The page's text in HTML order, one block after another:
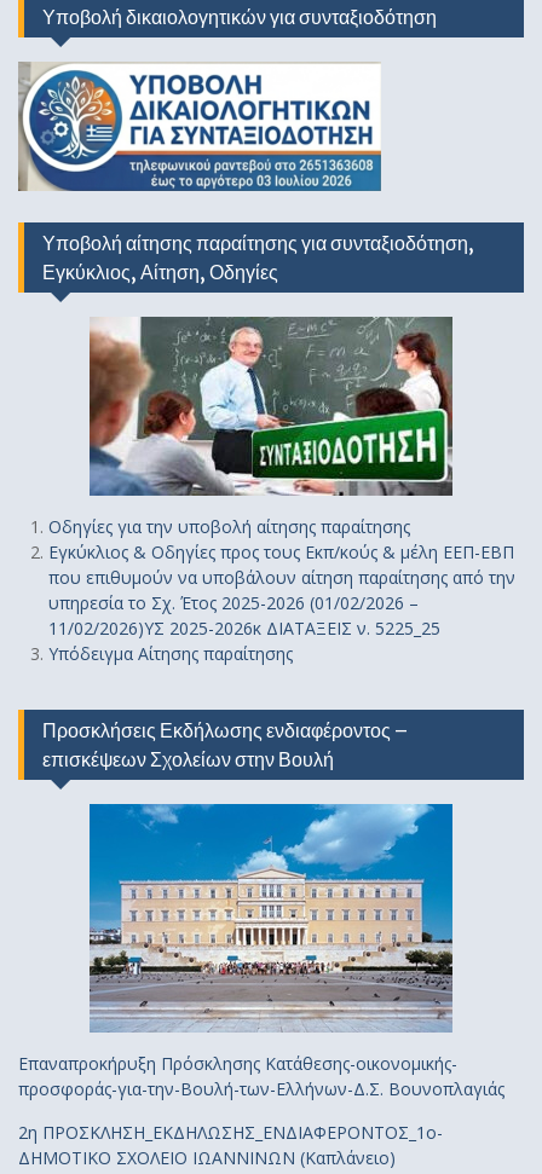
Υποβολή δικαιολογητικών για συνταξιοδότηση
Υποβολή αίτησης παραίτησης για συνταξιοδότηση,
Εγκύκλιος, Αίτηση, Οδηγίες
Οδηγίες για την υποβολή αίτησης παραίτησης
Εγκύκλιος & Οδηγίες προς τους Εκπ/κούς & μέλη ΕΕΠ-ΕΒΠ
που επιθυμούν να υποβάλουν αίτηση παραίτησης από την
υπηρεσία το Σχ. Έτος 2025-2026 (01/02/2026 –
11/02/2026)ΥΣ 2025-2026κ ΔΙΑΤΑΞΕΙΣ ν. 5225_25
Υπόδειγμα Αίτησης παραίτησης
Προσκλήσεις Εκδήλωσης ενδιαφέροντος –
επισκέψεων Σχολείων στην Βουλή
Επαναπροκήρυξη Πρόσκλησης Κατάθεσης-οικονομικής-
προσφοράς-για-την-Βουλή-των-Ελλήνων-Δ.Σ. Βουνοπλαγιάς
2η ΠΡΟΣΚΛΗΣΗ_ΕΚΔΗΛΩΣΗΣ_ΕΝΔΙΑΦΕΡΟΝΤΟΣ_1ο-
ΔΗΜΟΤΙΚΟ ΣΧΟΛΕΙΟ ΙΩΑΝΝΙΝΩΝ (Καπλάνειο)